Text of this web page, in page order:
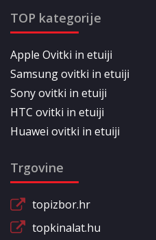
TOP kategorije
Apple Ovitki in etuiji
Samsung ovitki in etuiji
Sony ovitki in etuiji
HTC ovitki in etuiji
Huawei ovitki in etuiji
Trgovine
topizbor.hr
topkinalat.hu